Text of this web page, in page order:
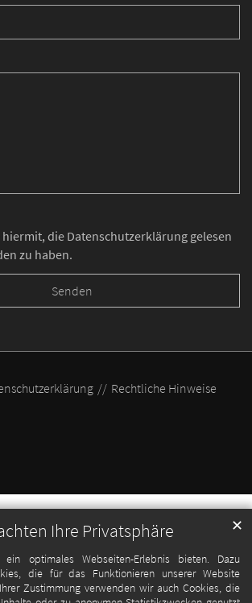
Ihre Privatsphäre
optimales Webseiten-Erlebnis bieten. Dazu
die für das Funktionieren unserer Website
Zustimmung verwenden wir auch Cookies, die
✕
hiermit, die Datenschutzerklärung gelesen
zu haben.
Rechtliche Hinweise